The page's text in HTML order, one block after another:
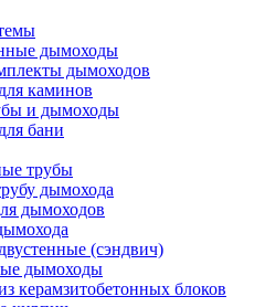
дымоходы
дымоходов
каминов
и дымоходы
бани
трубы
дымохода
дымоходов
(сэндвич)
дымоходы
керамзитобетонных блоков